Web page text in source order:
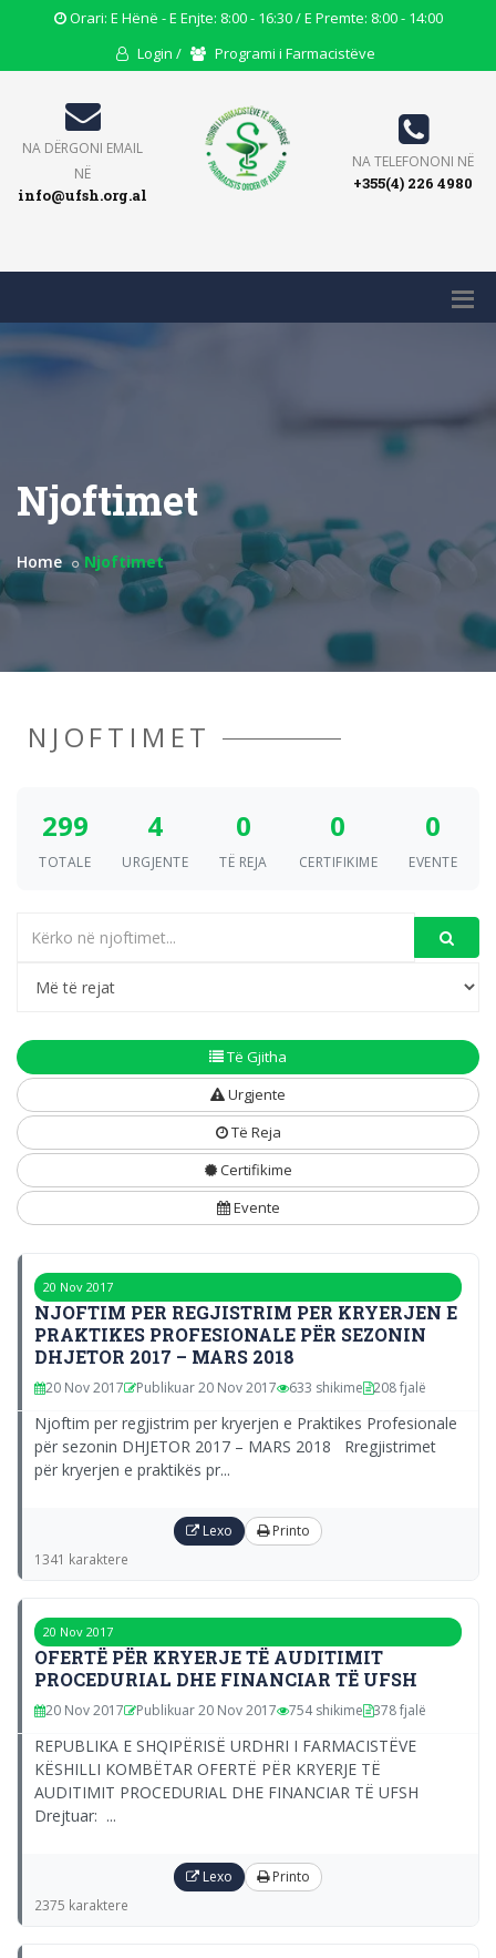
Opening
Orari: E Hënë - E Enjte: 8:00 - 16:30 / E Premte: 8:00 - 14:00
User
Login /
Users
Programi i Farmacistëve
Email
NA DËRGONI EMAIL
NË
info@ufsh.org.al
Phone
Icon
NA TELEFONONI NË
+355(4) 226 4980
Njoftimet
Home Njoftimet
NJOFTIMET
299
TOTALE
4
URGJENTE
0
TË REJA
0
CERTIFIKIME
0
EVENTE
Të Gjitha
Urgjente
Të Reja
Certifikime
Evente
20 Nov 2017
NJOFTIM PER REGJISTRIM PER KRYERJEN E
PRAKTIKES PROFESIONALE PËR SEZONIN
DHJETOR 2017 – MARS 2018
20 Nov 2017 Publikuar 20 Nov 2017 633 shikime 208 fjalë
Njoftim per regjistrim per kryerjen e Praktikes Profesionale
për sezonin DHJETOR 2017 – MARS 2018 Rregjistrimet
për kryerjen e praktikës pr...
Lexo Printo
1341 karaktere
20 Nov 2017
OFERTË PËR KRYERJE TË AUDITIMIT
PROCEDURIAL DHE FINANCIAR TË UFSH
20 Nov 2017 Publikuar 20 Nov 2017 754 shikime 378 fjalë
REPUBLIKA E SHQIPËRISË URDHRI I FARMACISTËVE
KËSHILLI KOMBËTAR OFERTË PËR KRYERJE TË
AUDITIMIT PROCEDURIAL DHE FINANCIAR TË UFSH
Drejtuar: ...
Lexo Printo
2375 karaktere